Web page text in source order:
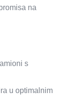
na
s
u optimalnim